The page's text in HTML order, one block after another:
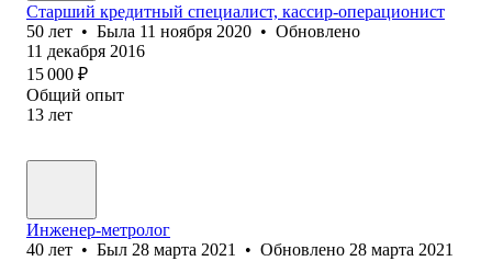
Старший кредитный специалист, кассир-операционист
50 лет • Была 11 ноября 2020 • Обновлено
11 декабря 2016
15 000 ₽
Общий опыт
13 лет
Инженер-метролог
40 лет • Был 28 марта 2021 • Обновлено 28 марта 2021